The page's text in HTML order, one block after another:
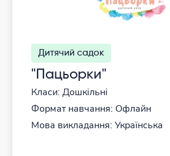
Дитячий садок
"Пацьорки"
Класи: Дошкільні
Формат навчання: Офлайн
Мова викладання: Українська